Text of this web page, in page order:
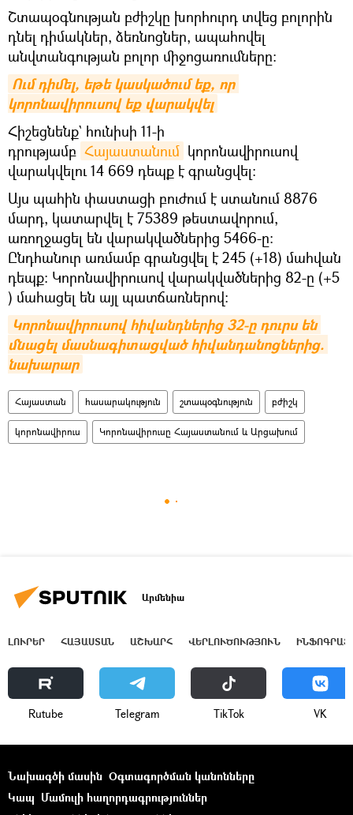
Շտապօգնության բժիշկը խորհուրդ տվեց բոլորին
դնել դիմակներ, ձեռնոցներ, ապահովել
անվտանգության բոլոր միջոցառումները:
Ում դիմել, եթե կասկածում եք, որ
կորոնավիրուսով եք վարակվել
Հիշեցնենք` հունիսի 11-ի
դրությամբ Հայաստանում կորոնավիրուսով
վարակվելու 14 669 դեպք է գրանցվել։
Այս պահին փաստացի բուժում է ստանում 8876
մարդ, կատարվել է 75389 թեստավորում,
առողջացել են վարակվածներից 5466-ը։
Ընդհանուր առմամբ գրանցվել է 245 (+18) մահվան
դեպք։ Կորոնավիրուսով վարակվածներից 82-ը (+5
) մահացել են այլ պատճառներով։
Կորոնավիրուսով հիվանդներից 32-ը դուրս են
մնացել մասնագիտացված հիվանդանոցներից.
նախարար
Հայաստան հասարակություն շտապօգնություն բժիշկ
կորոնավիրուս Կորոնավիրուսը Հայաստանում և Արցախում
Արմենիա
ԼՈՒՐԵՐ ՀԱՅԱՍՏԱՆ ԱՇԽԱՐՀ ՎԵՐԼՈՒԾՈՒԹՅՈՒՆ
Rutube Telegram ТikТоk VK
Նախագծի մասին Օգտագործման կանոնները
Կապ Մամուլի հաղորդագրություններ